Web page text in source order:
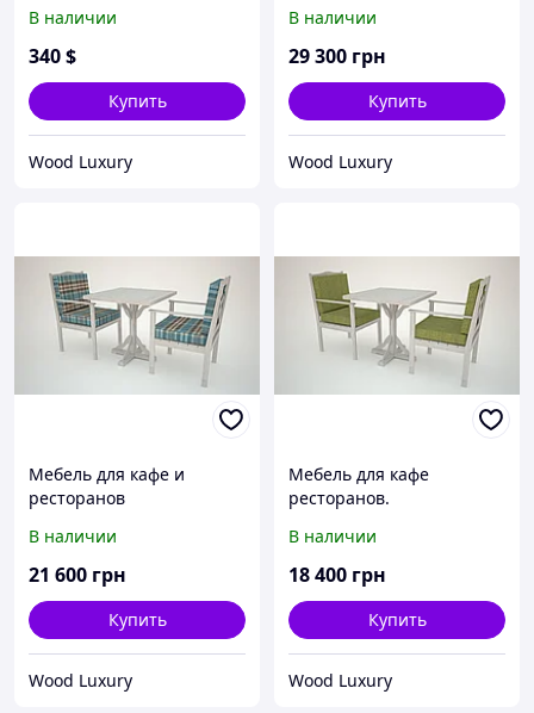
В наличии
340$
Купить
Wood Luxury
В наличии
29 300 грн
Купить
Wood Luxury
Мебель для кафе и
ресторанов
В наличии
21 600 грн
Купить
Wood Luxury
Мебель для кафе
ресторанов.
ткани на подушки.
В наличии
18 400 грн
Купить
Wood Luxury